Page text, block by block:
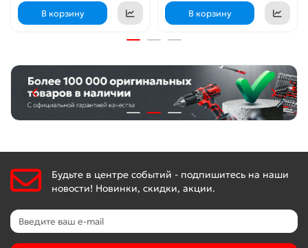
В корзину В корзину
Будьте в центре событий - подпишитесь на наши
новости! Новинки, скидки, акции.